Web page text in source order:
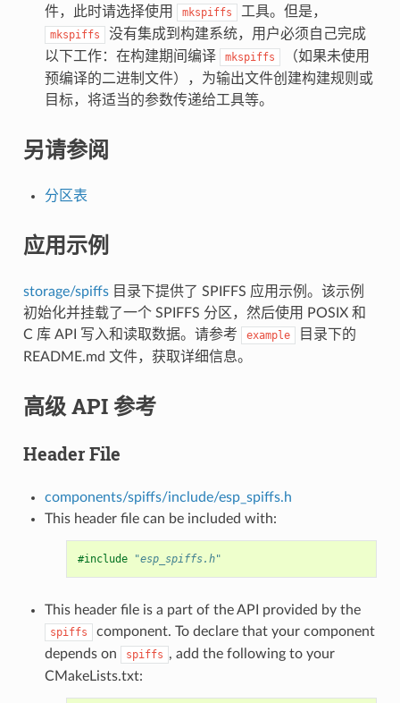
件，此时请选择使用
mkspiffs 工具。但是，
mkspiffs
没有集成到构建系统，用户必须自己完成
以下工作：在构建期间编译
mkspiffs
（如果未使用
预编译的二进制文件），为输出文件创建构建规则或
目标，将适当的参数传递给工具等。
另请参阅
分区表
应用示例
storage/spiffs目录下提供了 SPIFFS 应用示例。该示例
初始化并挂载了一个 SPIFFS 分区，然后使用 POSIX 和
C 库 API 写入和读取数据。请参考
example
目录下的
README.md 文件，获取详细信息。
高级 API 参考
Header File
components/spiffs/include/esp_spiffs.h
This header file can be included with:
#include "esp_spiffs.h"
This header file is a part of the API provided by the
spiffs
component. To declare that your component
depends on
spiffs , add the following to your
CMakeLists.txt: